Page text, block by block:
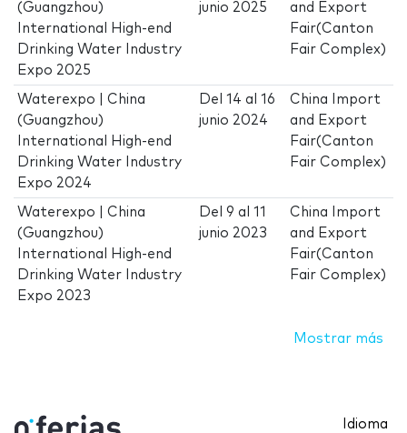
(Guangzhou)
International High-end
Drinking Water Industry
Expo 2025
junio 2025
and Export
Fair(Canton
Fair Complex)
Waterexpo | China
(Guangzhou)
International High-end
Drinking Water Industry
Expo 2024
Del14 al16
junio 2024
China Import
and Export
Fair(Canton
Fair Complex)
Waterexpo | China
(Guangzhou)
International High-end
Drinking Water Industry
Expo 2023
Del9 al11
junio 2023
China Import
and Export
Fair(Canton
Fair Complex)
Mostrar más
Idioma